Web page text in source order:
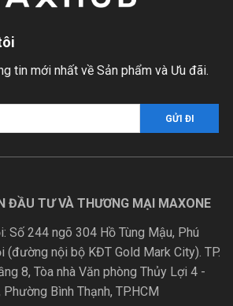
tin mới nhất về Sản phẩm và Ưu đãi.
ĐẦU TƯ VÀ THƯƠNG MẠI MAXONE
Số 244 ngõ 304 Hồ Tùng Mậu, Phú
(đường nội bộ KĐT Gold Mark City). TP.
8, Tòa nhà Văn phòng Thủy Lợi 4 -
Bình Thạnh, TP.HCM